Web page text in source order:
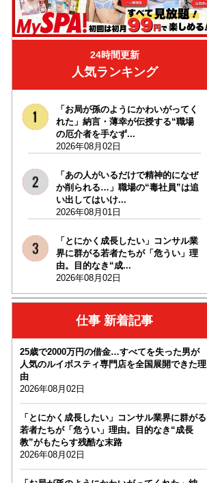
24時間更新
人気ランキング
「お局が孫のようにかわいがってく
れた」納言・薄幸が伝授する“職場
の厄介者を手なず...
2026年08月02日
「あの人がいるだけで精神的になぜ
か削られる…」職場の“毒社員”は追
い出してはいけ...
2026年08月01日
「とにかく成長したい」コンサル業
界に群がる若者たちが「危うい」理
由。目的なき“成...
2026年08月02日
仕事 新着記事
25歳で2000万円の借金…すべてを失った男が
人気のルイボスティ専門店を全国展開できた理
由
2026年08月02日
「とにかく成長したい」コンサル業界に群がる
若者たちが「危うい」理由。目的なき“成長
教”がもたらす残酷な末路
2026年08月02日